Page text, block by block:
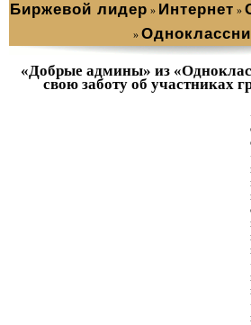
Биржевой лидер » Интернет »
»
«Добрые админы» из
свою заботу об участниках